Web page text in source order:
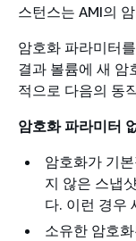
스턴스는 AMI의
암호화 파라미터
결과 볼륨에 새 암
적으로 다음의 동
암호화 파라미터
암호화가 기
지 않은 스냅
다. 이런 경우
소유한 암호